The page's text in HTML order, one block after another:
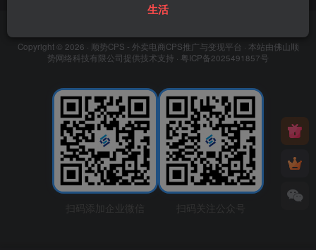
Copyright © 2026 · 顺势CPS - 外卖电商CPS推广与变现平台 · 本站由佛山顺
势网络科技有限公司提供技术支持 · 粤ICP备2025491857号
扫码添加企业微信 扫码关注公众号
生活